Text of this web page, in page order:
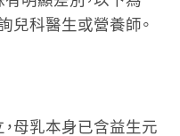
兒科醫生或營養師。
母乳本身已含益生元